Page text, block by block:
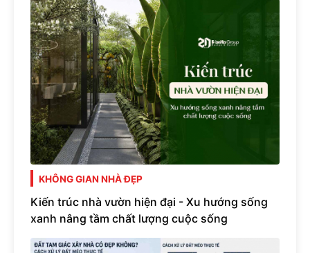
KHÔNG GIAN NHÀ ĐẸP
Kiến trúc nhà vườn hiện đại - Xu hướng sống
xanh nâng tầm chất lượng cuộc sống